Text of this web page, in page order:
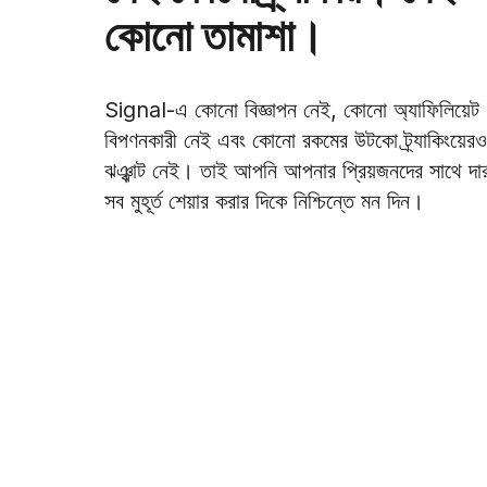
কোনো তামাশা।
Signal-এ কোনো বিজ্ঞাপন নেই, কোনো অ্যাফিলিয়েট
বিপণনকারী নেই এবং কোনো রকমের উটকো ট্র্যাকিংয়েরও
ঝঞ্ঝাট নেই। তাই আপনি আপনার প্রিয়জনদের সাথে
সব মুহূর্ত শেয়ার করার দিকে নিশ্চিন্তে মন দিন।